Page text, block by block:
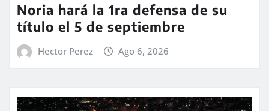
Noria hará la 1ra defensa de su
título el 5 de septiembre
Hector Perez Ago 6, 2026